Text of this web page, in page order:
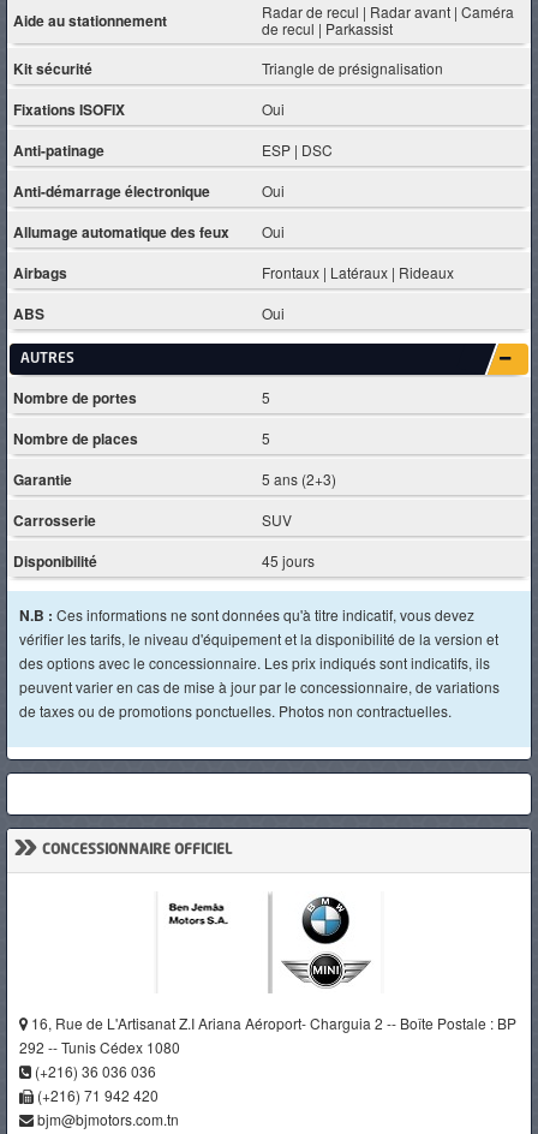
Aide au stationnement
Radar de recul | Radar avant | Caméra
de recul | Parkassist
Kit sécurité Triangle de présignalisation
Fixations ISOFIX Oui
Anti-patinage ESP | DSC
Anti-démarrage électronique Oui
Allumage automatique des feux Oui
Airbags Frontaux | Latéraux | Rideaux
ABS Oui
AUTRES
Nombre de portes 5
Nombre de places 5
Garantie 5 ans (2+3)
Carrosserie SUV
Disponibilité 45 jours
N.B : Ces informations ne sont données qu'à titre indicatif, vous devez
vérifier les tarifs, le niveau d'équipement et la disponibilité de la version et
des options avec le concessionnaire. Les prix indiqués sont indicatifs, ils
peuvent varier en cas de mise à jour par le concessionnaire, de variations
de taxes ou de promotions ponctuelles. Photos non contractuelles.
» CONCESSIONNAIRE OFFICIEL
16, Rue de L'Artisanat Z.I Ariana Aéroport- Charguia 2 -- Boîte Postale : BP
292 -- Tunis Cédex 1080
(+216) 36 036 036
(+216) 71 942 420
bjm@bjmotors.com.tn